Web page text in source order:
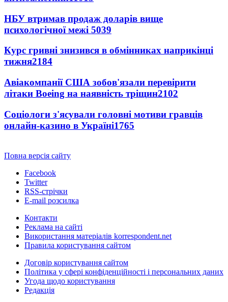
НБУ втримав продаж доларів вище
психологічної межі 5039
Курс гривні знизився в обмінниках наприкінці
тижня2184
Авіакомпанії США зобов'язали перевірити
літаки Boeing на наявність тріщин2102
Соціологи з'ясували головні мотиви гравців
онлайн-казино в Україні1765
Повна версія сайту
Facebook
Twitter
RSS-стрічки
E-mail розсилка
Контакти
Реклама на сайті
Використання матеріалів korrespondent.net
Правила користування сайтом
Договір користування сайтом
Політика у сфері конфіденційності і персональних даних
Угода щодо користування
Редакція